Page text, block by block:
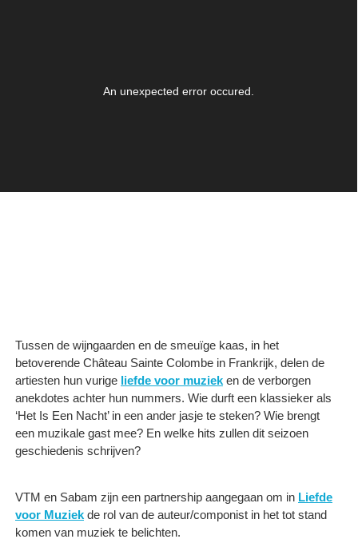
Tussen de wijngaarden en de smeuïge kaas, in het
betoverende Château Sainte Colombe in Frankrijk, delen de
artiesten hun vurige liefde voor muziek en de verborgen
anekdotes achter hun nummers. Wie durft een klassieker als
‘Het Is Een Nacht’ in een ander jasje te steken? Wie brengt
een muzikale gast mee? En welke hits zullen dit seizoen
geschiedenis schrijven?
VTM en Sabam zijn een partnership aangegaan om in Liefde
voor Muziek de rol van de auteur/componist in het tot stand
komen van muziek te belichten.